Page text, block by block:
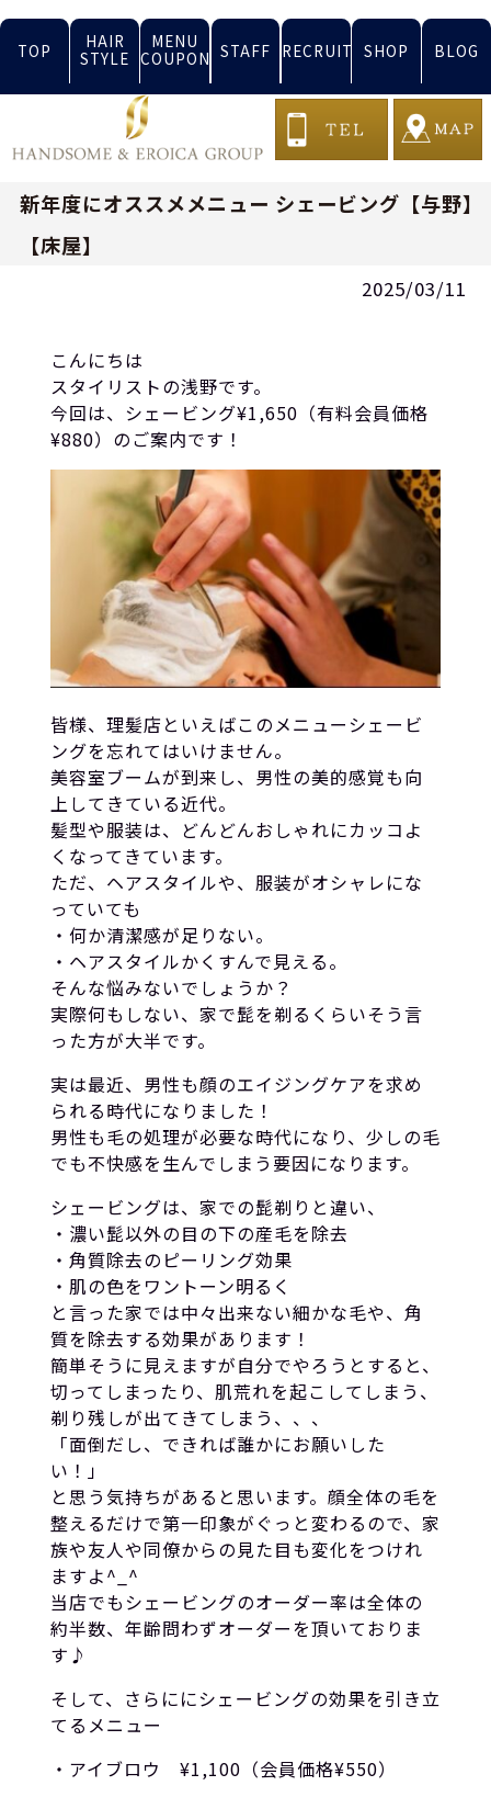
TOP
HAIR
STYLE
MENU
COUPON STAFF RECRUIT SHOP BLOG
新年度にオススメメニュー シェービング【与野】
【床屋】
2025/03/11
こんにちは
スタイリストの浅野です。
今回は、シェービング¥1,650（有料会員価格
¥880）のご案内です！
皆様、理髪店といえばこのメニューシェービ
ングを忘れてはいけません。
美容室ブームが到来し、男性の美的感覚も向
上してきている近代。
髪型や服装は、どんどんおしゃれにカッコよ
くなってきています。
ただ、ヘアスタイルや、服装がオシャレにな
っていても
・何か清潔感が足りない。
・ヘアスタイルかくすんで見える。
そんな悩みないでしょうか？
実際何もしない、家で髭を剃るくらいそう言
った方が大半です。
実は最近、男性も顔のエイジングケアを求め
られる時代になりました！
男性も毛の処理が必要な時代になり、少しの毛
でも不快感を生んでしまう要因になります。
シェービングは、家での髭剃りと違い、
・濃い髭以外の目の下の産毛を除去
・角質除去のピーリング効果
・肌の色をワントーン明るく
と言った家では中々出来ない細かな毛や、角
質を除去する効果があります！
簡単そうに見えますが自分でやろうとすると、
切ってしまったり、肌荒れを起こしてしまう、
剃り残しが出てきてしまう、、、
「面倒だし、できれば誰かにお願いした
い！」
と思う気持ちがあると思います。顔全体の毛を
整えるだけで第一印象がぐっと変わるので、家
族や友人や同僚からの見た目も変化をつけれ
ますよ^_^
当店でもシェービングのオーダー率は全体の
約半数、年齢問わずオーダーを頂いておりま
す♪
そして、さらににシェービングの効果を引き立
てるメニュー
・アイブロウ ¥1,100（会員価格¥550）